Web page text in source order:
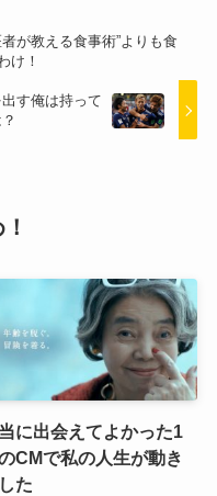
が教える食事術”よりも食
け！
す俺は持って
に出会えてよかった1
CMで私の人生が動き
た